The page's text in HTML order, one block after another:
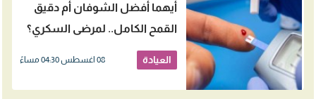
أيهما أفضل الشوفان أم دقيق
القمح الكامل.. لمرضى السكري؟
العيادة 08 اغسطس 04:30 مساءً